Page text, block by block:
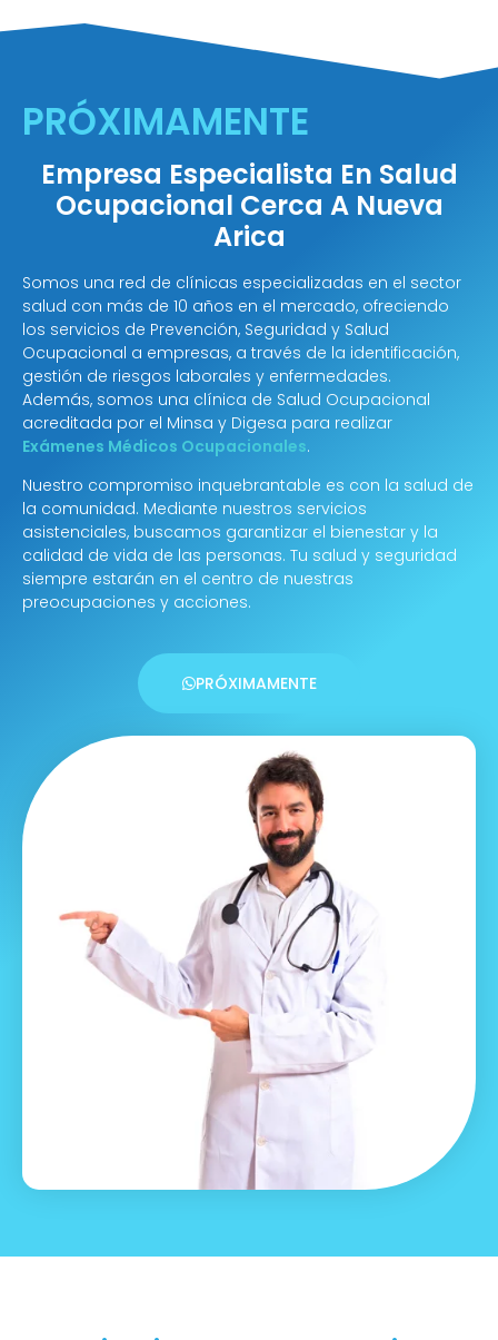
PRÓXIMAMENTE
Empresa Especialista En Salud
Ocupacional Cerca A Nueva
Arica
Somos una red de clínicas especializadas en el sector
salud con más de 10 años en el mercado, ofreciendo
los servicios de Prevención, Seguridad y Salud
Ocupacional a empresas, a través de la identificación,
gestión de riesgos laborales y enfermedades.
Además, somos una clínica de Salud Ocupacional
acreditada por el Minsa y Digesa para realizar
Exámenes Médicos Ocupacionales.
Nuestro compromiso inquebrantable es con la salud de
la comunidad. Mediante nuestros servicios
asistenciales, buscamos garantizar el bienestar y la
calidad de vida de las personas. Tu salud y seguridad
siempre estarán en el centro de nuestras
preocupaciones y acciones.
PRÓXIMAMENTE